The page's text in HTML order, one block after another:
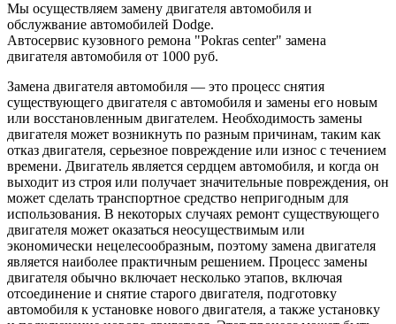
Мы осуществляем замену двигателя автомобиля и
обслужвание автомобилей Dodge.
Автосервис кузовного ремона "Pokras center" замена
двигателя автомобиля от 1000 руб.
Замена двигателя автомобиля — это процесс снятия
существующего двигателя с автомобиля и замены его новым
или восстановленным двигателем. Необходимость замены
двигателя может возникнуть по разным причинам, таким как
отказ двигателя, серьезное повреждение или износ с течением
времени. Двигатель является сердцем автомобиля, и когда он
выходит из строя или получает значительные повреждения, он
может сделать транспортное средство непригодным для
использования. В некоторых случаях ремонт существующего
двигателя может оказаться неосуществимым или
экономически нецелесообразным, поэтому замена двигателя
является наиболее практичным решением. Процесс замены
двигателя обычно включает несколько этапов, включая
отсоединение и снятие старого двигателя, подготовку
автомобиля к установке нового двигателя, а также установку